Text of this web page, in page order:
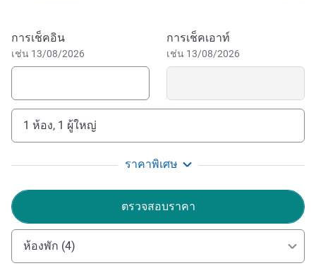
จองโรงแรมนี้
การเช็คอิน
เช่น 13/08/2026
การเช็คเอาท์
เช่น 13/08/2026
1 ห้อง, 1 ผู้ใหญ่
ราคาพิเศษ
ตรวจสอบราคา
ห้องพัก (4)